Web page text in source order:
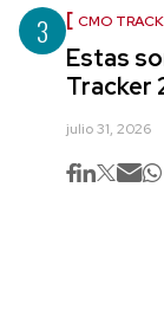
3 CMO
Estas
Tracker
julio 31, 2026